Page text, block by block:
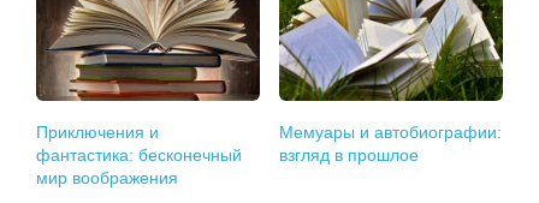
Приключения и
фантастика: бесконечный
мир воображения
Мемуары и автобиографии:
взгляд в прошлое